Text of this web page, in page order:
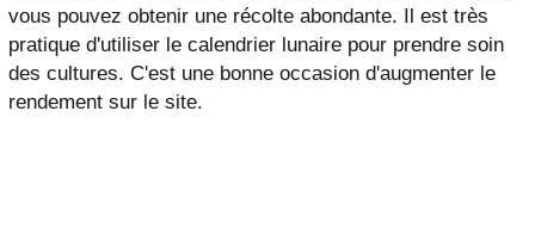
vous pouvez obtenir une récolte abondante. Il est très
pratique d'utiliser le calendrier lunaire pour prendre soin
des cultures. C'est une bonne occasion d'augmenter le
rendement sur le site.